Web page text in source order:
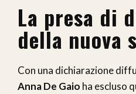
La presa di
della nuova
Con una dichiarazione
Anna De Gaio ha escluso